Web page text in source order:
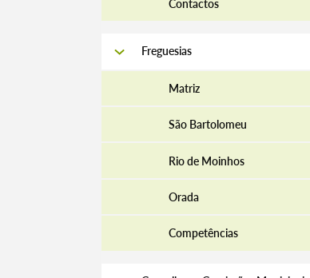
Contactos
Freguesias
Matriz
São Bartolomeu
Rio de Moinhos
Orada
Competências